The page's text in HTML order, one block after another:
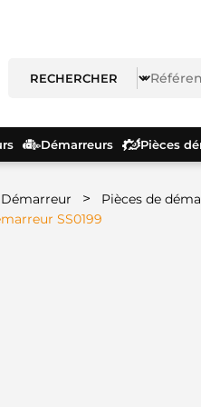
Démarreurs Pièces
> Pièces de
SS0199